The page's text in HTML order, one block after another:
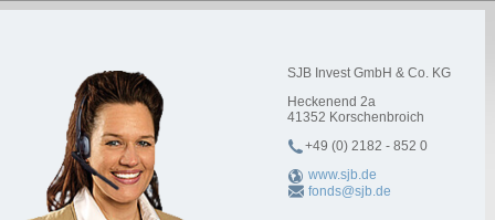
SJB Invest GmbH & Co. KG
Heckenend 2a
41352 Korschenbroich
+49 (0) 2182 - 852 0
www.sjb.de
fonds@sjb.de